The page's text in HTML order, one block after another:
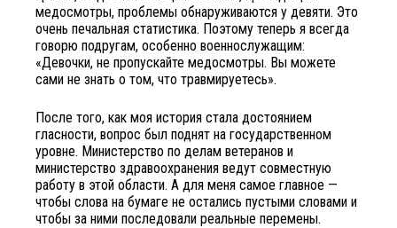
медосмотры, проблемы обнаруживаются у девяти. Это
очень печальная статистика. Поэтому теперь я всегда
говорю подругам, особенно военнослужащим:
«Девочки, не пропускайте медосмотры. Вы можете
сами не знать о том, что травмируетесь».
После того, как моя история стала достоянием
гласности, вопрос был поднят на государственном
уровне. Министерство по делам ветеранов и
министерство здравоохранения ведут совместную
работу в этой области. А для меня самое главное —
чтобы слова на бумаге не остались пустыми словами и
чтобы за ними последовали реальные перемены.